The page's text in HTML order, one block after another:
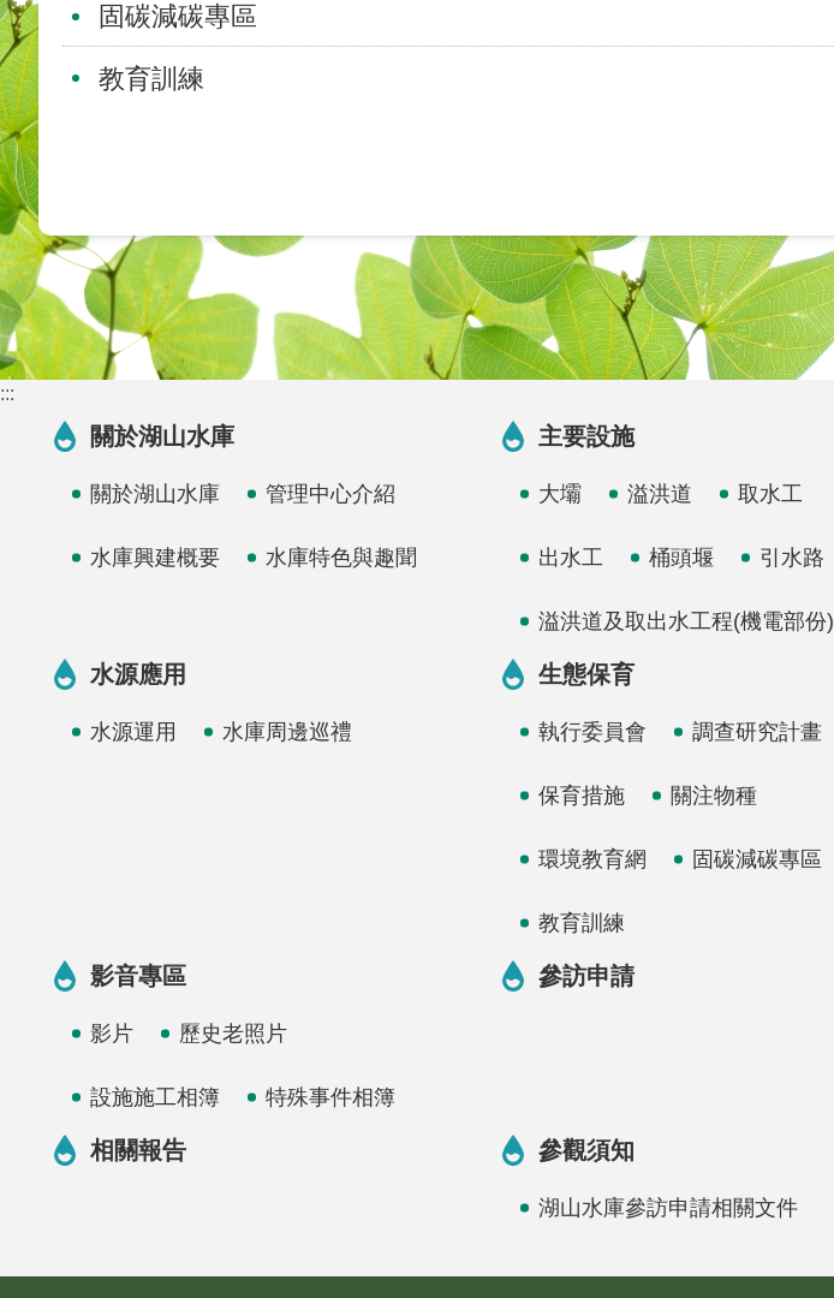
固碳減碳專區
教育訓練
:::
關於湖山水庫
關於湖山水庫 管理中心介紹
水庫興建概要 水庫特色與趣聞
主要設施
大壩 溢洪道 取水工
出水工 桶頭堰 引水路
溢洪道及取出水工程(機電部份)
水源應用
水源運用 水庫周邊巡禮
生態保育
執行委員會 調查研究計畫
保育措施 關注物種
環境教育網 固碳減碳專區
教育訓練
影音專區
影片 歷史老照片
設施施工相簿 特殊事件相簿
參訪申請
相關報告 參觀須知
湖山水庫參訪申請相關文件